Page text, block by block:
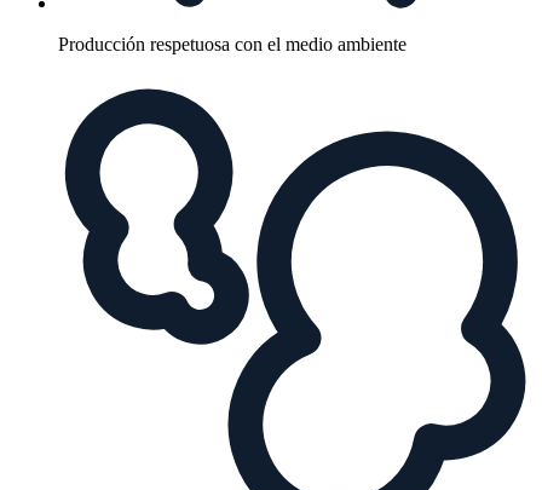
Producción respetuosa con el medio ambiente